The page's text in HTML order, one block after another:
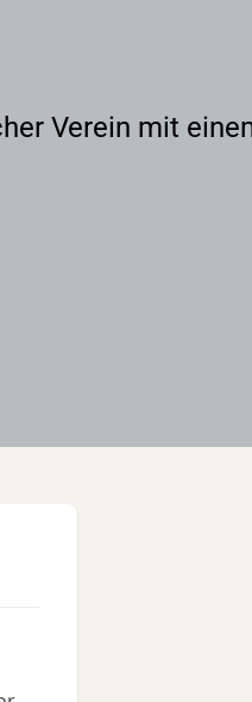
Verein mit